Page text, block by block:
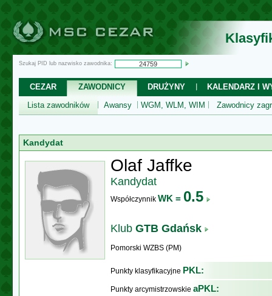
Szukaj PID lub nazwisko zawodnika:
CEZAR ZAWODNICY DRUŻYNY
KALENDARZ I
Lista zawodników
Awansy WGM, WLM, WIM Zawodnicy
Kandydat
Olaf Jaffke
Kandydat
Współczynnik WK = 0.5
Klub GTB Gdańsk
Pomorski WZBS (PM)
Punkty klasyfikacyjne PKL:
Punkty arcymistrzowskie aPKL: